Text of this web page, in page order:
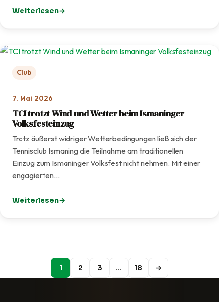
Weiterlesen
: Weißwurst meets Tennis – Gelungener Start eines
Club
7. Mai 2026
TCI trotzt Wind und Wetter beim Ismaninger
Volksfesteinzug
Trotz äußerst widriger Wetterbedingungen ließ sich der
Tennisclub Ismaning die Teilnahme am traditionellen
Einzug zum Ismaninger Volksfest nicht nehmen. Mit einer
engagierten…
Weiterlesen
: TCI trotzt Wind und Wetter beim Ismaninger
1 2 3 … 18 →